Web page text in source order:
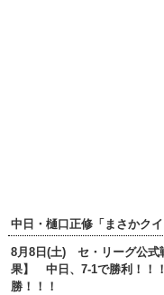
中日・樋口正修「まさかク
8月8日(土) セ・リーグ公式
果】 中日、7-1で勝利！！
勝！！！